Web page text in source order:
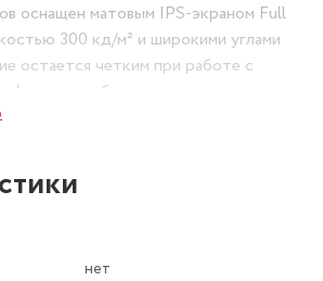
оснащен матовым IPS-экраном Full
300 кд/м² и широкими углами
остается четким при работе с
фильмов, вебинарах и презентациях, а
снижает нагрузку при длительном
легкой обработки фото,
игр.
оперативная память LPDDR5 8 ГБ
нет